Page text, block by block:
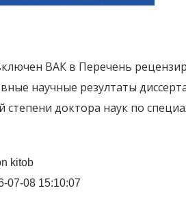
ВАК в Перечень
научные резултаты
степени доктора наук по
kitob
07-08 15:10:07